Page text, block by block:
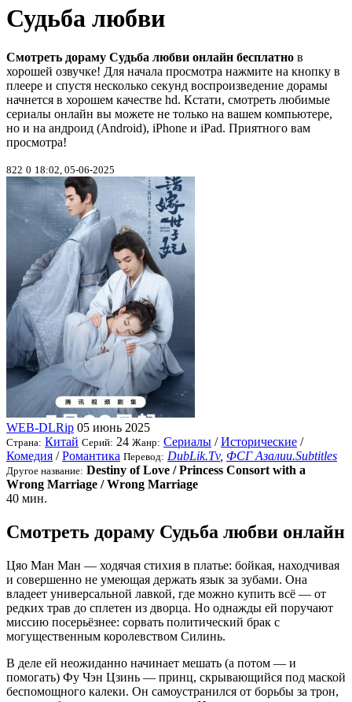
Судьба любви
Смотреть дораму Судьба любви онлайн бесплатно в
хорошей озвучке! Для начала просмотра нажмите на кнопку в
плеере и спустя несколько секунд воспроизведение дорамы
начнется в хорошем качестве hd. Кстати, смотреть любимые
сериалы онлайн вы можете не только на вашем компьютере,
но и на андроид (Android), iPhone и iPad. Приятного вам
просмотра!
822 0 18:02, 05-06-2025
WEB-DLRip 05 июнь 2025
Страна: Китай Серий: 24 Жанр: Сериалы /Исторические /
Комедия /Романтика Перевод: DubLik.Tv, ФСГ Азалии.Subtitles
Другое название: Destiny of Love / Princess Consort with a
Wrong Marriage / Wrong Marriage
40 мин.
Смотреть дораму Судьба любви онлайн
Цяо Ман Ман — ходячая стихия в платье: бойкая, находчивая
и совершенно не умеющая держать язык за зубами. Она
владеет универсальной лавкой, где можно купить всё — от
редких трав до сплетен из дворца. Но однажды ей поручают
миссию посерьёзнее: сорвать политический брак с
могущественным королевством Силинь.
В деле ей неожиданно начинает мешать (а потом — и
помогать) Фу Чэн Цзинь — принц, скрывающийся под маской
беспомощного калеки. Он самоустранился от борьбы за трон,